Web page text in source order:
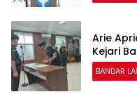
Arie
Kejari
BANDAR